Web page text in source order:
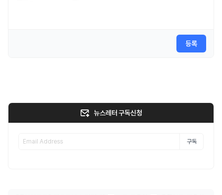
등록
뉴스레터 구독신청
구독